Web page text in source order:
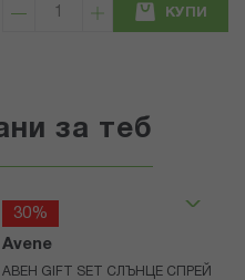
КУПИ
за теб
30%
Avene
АВЕН GIFT SET СЛЪНЦЕ СПРЕЙ